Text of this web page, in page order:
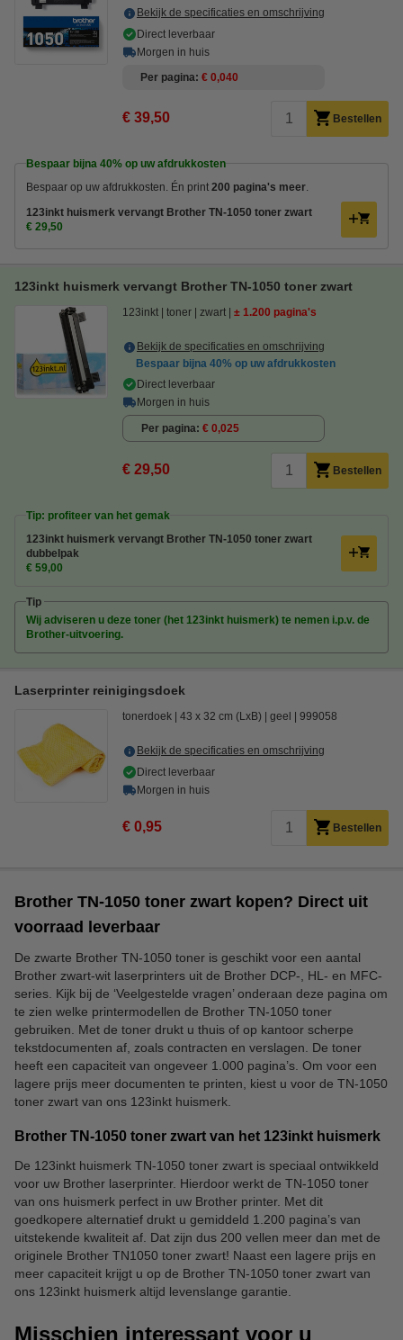
Bekijk de specificaties en omschrijving
Direct leverbaar
Morgen in huis
Per pagina € 0,040
€ 39,50 Bestellen
Bespaar bijna 40% op uw afdrukkosten
Bespaar op uw afdrukkosten. Én print 200 pagina's meer.
123inkt huismerk vervangt Brother TN-1050 toner zwart
€ 29,50
123inkt huismerk vervangt Brother TN-1050 toner zwart
123inkt toner zwart ± 1.200 pagina's
Bekijk de specificaties en omschrijving
Bespaar bijna 40% op uw afdrukkosten
Direct leverbaar
Morgen in huis
Per pagina € 0,025
€ 29,50 Bestellen
Tip: profiteer van het gemak
123inkt huismerk vervangt Brother TN-1050 toner zwart
dubbelpak
€ 59,00
Tip
Wij adviseren u deze toner (het 123inkt huismerk) te nemen i.p.v. de
Brother-uitvoering.
Laserprinter reinigingsdoek
tonerdoek 43 x 32 cm (LxB) geel 999058
Bekijk de specificaties en omschrijving
Direct leverbaar
Morgen in huis
€ 0,95 Bestellen
Brother TN-1050 toner zwart kopen? Direct uit
voorraad leverbaar
De zwarte Brother TN-1050 toner is geschikt voor een aantal
Brother zwart-wit laserprinters uit de Brother DCP-, HL- en MFC-
series. Kijk bij de ‘Veelgestelde vragen’ onderaan deze pagina om
te zien welke printermodellen de Brother TN-1050 toner
gebruiken. Met de toner drukt u thuis of op kantoor scherpe
tekstdocumenten af, zoals contracten en verslagen. De toner
heeft een capaciteit van ongeveer 1.000 pagina’s. Om voor een
lagere prijs meer documenten te printen, kiest u voor de TN-1050
toner zwart van ons 123inkt huismerk.
Brother TN-1050 toner zwart van het 123inkt huismerk
De 123inkt huismerk TN-1050 toner zwart is speciaal ontwikkeld
voor uw Brother laserprinter. Hierdoor werkt de TN-1050 toner
van ons huismerk perfect in uw Brother printer. Met dit
goedkopere alternatief drukt u gemiddeld 1.200 pagina’s van
uitstekende kwaliteit af. Dat zijn dus 200 vellen meer dan met de
originele Brother TN1050 toner zwart! Naast een lagere prijs en
meer capaciteit krijgt u op de Brother TN-1050 toner zwart van
ons 123inkt huismerk altijd levenslange garantie.
Misschien interessant voor u